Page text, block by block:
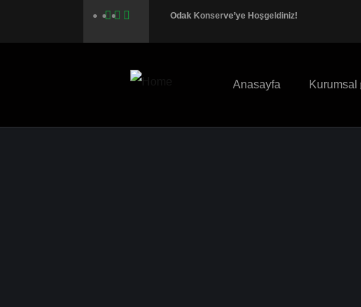
Odak Konserve’ye Hoşgeldiniz!
Anasayfa Kurumsal